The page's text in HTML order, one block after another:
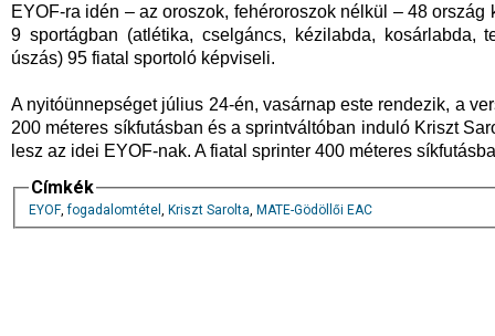
EYOF-ra idén – az oroszok, fehéroroszok nélkül – 48
9 sportágban (atlétika, cselgáncs, kézilabda, kosárlabda,
úszás) 95 fiatal sportoló képviseli.
A nyitóünnepséget július 24-én, vasárnap este rendezik, a
200 méteres síkfutásban és a sprintváltóban induló Kriszt
lesz az idei EYOF-nak. A fiatal sprinter 400 méteres
Címkék
EYOF,fogadalomtétel , Kriszt Sarolta, MATE-Gödöllői EAC